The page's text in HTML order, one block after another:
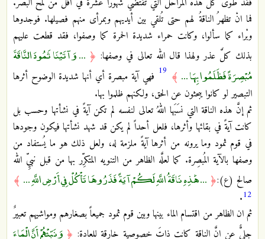
فما انْ تظهرُ الناقةُ لهم حتى تُلقي بين أيديهم وبمرأى منهم فصيلها. فوجدوها
وبْراء كما سألوا، وكانت حمراء شديدة الحمرة كما وصفوا، فقد قطعت عليهم
بذلك كلَّ عذر ولهذا قال الله تعالى في وصفها: ﴿ ... وَآتَيْنَا ثَمُودَ النَّاقَةَ
مُبْصِرَةً فَظَلَمُوا بِهَا ... ﴾ 19 فهي آية مبصرة أي أنها شديدة الوضوح أثرها
التبصير لو كانوا يبحثون عن الحق، ولكنهم ظلموا بها.
ثم إنَّ هذه الناقة التي نسَبَها اللهُ تعالى لنفسه لم تكن آيةً في نشأتها وحسب بل
كانت آيةً في بقائها وأثرها، فلعل أحداً لم يكن قد شهد نشأتها فيكون وجودها
في قوم ثمود وما يرونه من أثرها آيةً ملزمة له، ولعل ذلك هو ما يُستفاد من
وصفها بالآية المُبصِرة. كما لعلَّه الظاهر من التنويه المتكرِّر بها من قبل نبيِّ الله
صالح (ع):﴿ ... هَٰذِهِ نَاقَةُ اللَّهِ لَكُمْ آيَةً فَذَرُوهَا تَأْكُلْ فِي أَرْضِ اللَّهِ ... ﴾
12
.
ثم ان الظاهر من اقتسام الماء بينها وبين قوم ثمود جميعاً بصغارهم ومواشيهم تعبيرٌ
جليٌّ عن انَّ الناقة كانت ذاتَ خصوصيةٍ خارقةٍ للعادة: ﴿ وَنَبِّئْهُمْ أَنَّ الْمَاءَ